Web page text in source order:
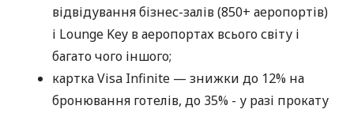
відвідування бізнес-залів (850+ аеропортів)
і Lounge Key в аеропортах всього світу і
багато чого іншого;
картка Visa Infinite — знижки до 12% на
бронювання готелів, до 35% - у разі прокату